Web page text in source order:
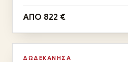
ΑΠΟ 822 €
Σεπ
Αναχωρήσεις:
07, 23/09 ΑΕΡΟΠΟΡΙΚΩΣ
ΔΩΔΕΚΑΝΗΣΑ